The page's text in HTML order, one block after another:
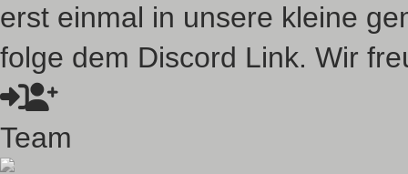
erst einmal in unsere kleine
folge dem Discord Link. Wir
Team